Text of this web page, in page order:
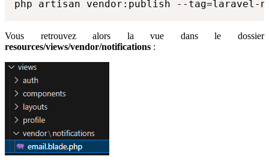
php artisan vendor:publish --tag=laravel-
Vous retrouvez alors la vue dans le dossier
resources/views/vendor/notifications :